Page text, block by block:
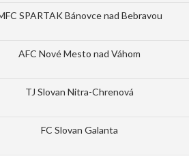
SPARTAK Bánovce nad Bebravou
AFC Nové Mesto nad Váhom
TJ Slovan Nitra-Chrenová
FC Slovan Galanta